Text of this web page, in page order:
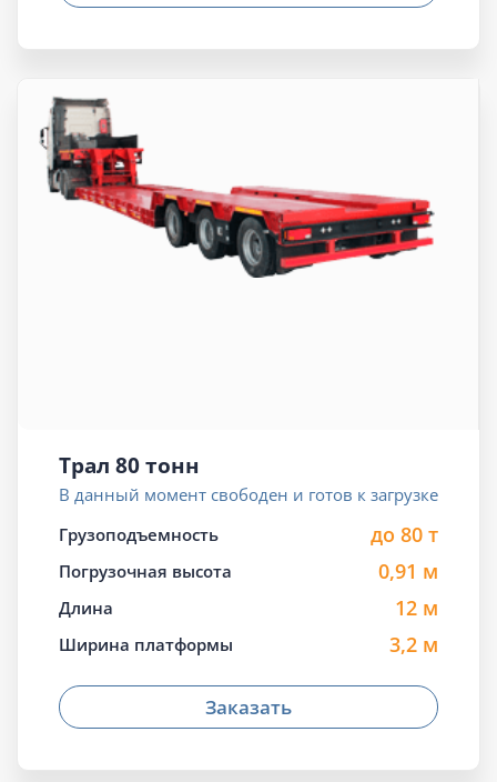
Трал 80 тонн
В данный момент свободен и готов к загрузке
Грузоподъемность
до 80 т
Погрузочная высота 0,91 м
Длина 12 м
Ширина платформы 3,2 м
Заказать